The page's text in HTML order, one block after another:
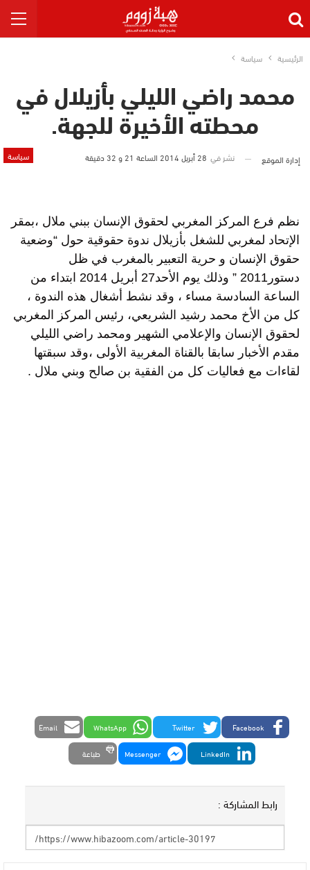
الرئيسية سياسة
محمد راضي الليلي بأزيلال في
محطته الأخيرة للجهة.
سياسة إدارة الموقع نشر في 28 أبريل 2014 الساعة 21 و 32 دقيقة
نظم فرع المركز المغربي لحقوق الإنسان ببني ملال ،بمقر
الإتحاد لمغربي للشغل بأزيلال ندوة حقوقية حول “وضعية
حقوق الإنسان و حرية التعبير بالمغرب في ظل
دستور2011 ” وذلك يوم الأحد27 أبريل 2014 ابتداء من
الساعة السادسة مساء ، وقد نشط أشغال هذه الندوة ،
كل من الأخ محمد رشيد الشريعي، رئيس المركز المغربي
لحقوق الإنسان والإعلامي الشهير ومحمد راضي الليلي
مقدم الأخبار سابقا بالقناة المغربية الأولى ،وقد سبقتها
لقاءات مع فعاليات كل من الفقية بن صالح وبني ملال .
Facebook
Twitter
WhatsApp
Email
LinkedIn
Messenger طباعة
رابط المشاركة :